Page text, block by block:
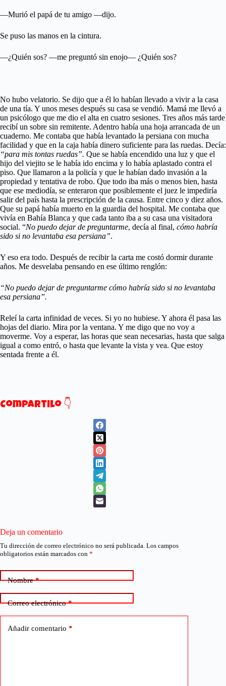
—Murió el papá de tu amigo —dijo.
Se puso las manos en la cintura.
—¿Quién sos? —me preguntó sin enojo— ¿Quién sos?
No hubo velatorio. Se dijo que a él lo habían llevado a vivir a la casa
de una tía. Y unos meses después su casa se vendió. Mamá me llevó a
un psicólogo que me dio el alta en cuatro sesiones. Tres años más tarde
recibí un sobre sin remitente. Adentro había una hoja arrancada de un
cuaderno. Me contaba que había levantado la persiana con mucha
facilidad y que en la caja había dinero suficiente para las ruedas. Decía:
“para mis tontas ruedas”. Que se había encendido una luz y que el
hijo del viejito se le había ido encima y lo había aplastado contra el
piso. Que llamaron a la policía y que le habían dado invasión a la
propiedad y tentativa de robo. Que todo iba más o menos bien, hasta
que ese mediodía, se enteraron que posiblemente el juez le impediría
salir del país hasta la prescripción de la causa. Entre cinco y diez años.
Que su papá había muerto en la guardia del hospital. Me contaba que
vivía en Bahía Blanca y que cada tanto iba a su casa una visitadora
social. “No puedo dejar de preguntarme, decía al final, cómo habría
sido si no levantaba esa persiana”.
Y eso era todo. Después de recibir la carta me costó dormir durante
años. Me desvelaba pensando en ese último renglón:
“No puedo dejar de preguntarme cómo habría sido si no levantaba
esa persiana”.
Releí la carta infinidad de veces. Si yo no hubiese. Y ahora él pasa las
hojas del diario. Mira por la ventana. Y me digo que no voy a
moverme. Voy a esperar, las horas que sean necesarias, hasta que salga
igual a como entró, o hasta que levante la vista y vea. Que estoy
sentada frente a él.
Compartilo 👇
Deja un comentario
Tu dirección de correo electrónico no será publicada. Los campos
obligatorios están marcados con *
Nombre*
Correo electrónico*
Añadir comentario *